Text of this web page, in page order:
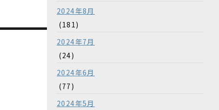
2024年8月
(181)
2024年7月
(24)
2024年6月
(77)
2024年5月